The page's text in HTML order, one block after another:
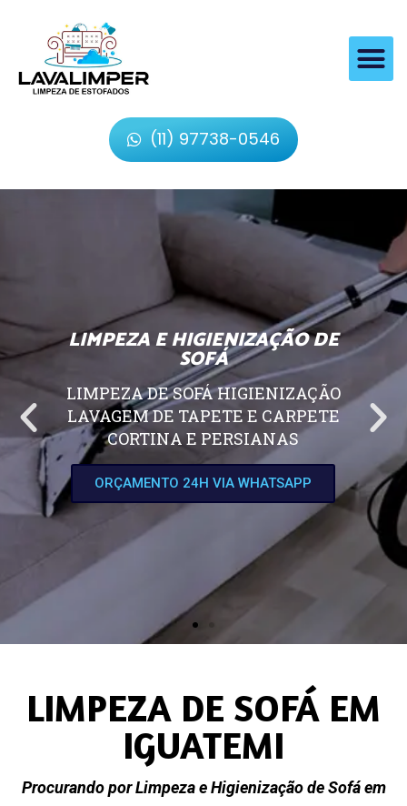
(11) 97738-0546
LIMPEZA E HIGIENIZAÇÃO DE
SOFÁ
LIMPEZA DE SOFÁ HIGIENIZAÇÃO
LAVAGEM DE TAPETE E CARPETE
CORTINA E PERSIANAS
ORÇAMENTO 24H VIA WHATSAPP
LIMPEZA DE SOFÁ EM
IGUATEMI
Procurando por Limpeza e Higienização de Sofá em